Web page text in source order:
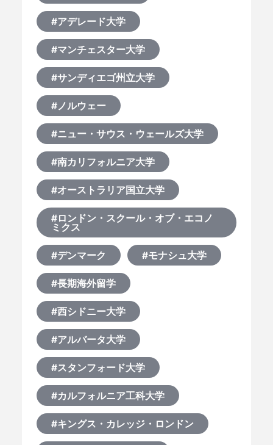
#アデレード大学
#マンチェスター大学
#サンディエゴ州立大学
#ノルウェー
#ニュー・サウス・ウェールズ大学
#南カリフォルニア大学
#オーストラリア国立大学
#ロンドン・スクール・オブ・エコノ
ミクス
#デンマーク #モナシュ大学
#長期海外留学
#西シドニー大学
#アルバータ大学
#スタンフォード大学
#カルフォルニア工科大学
#キングス・カレッジ・ロンドン